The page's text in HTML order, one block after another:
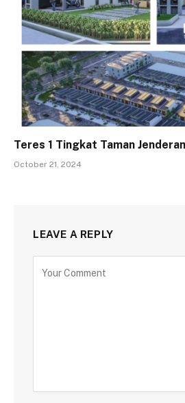
Teres 1 Tingkat Taman
October 21, 2024
LEAVE A REPLY